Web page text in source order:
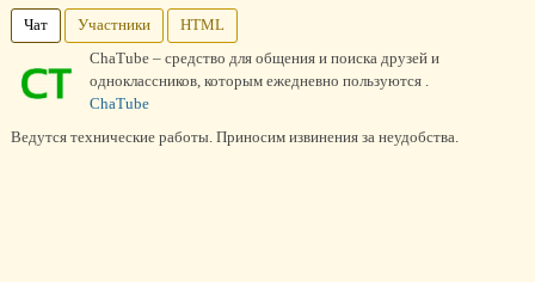
Чат Участники
HTML
ChaTube – средство для общения и поиска друзей и
одноклассников, которым ежедневно пользуются .
ChaTube